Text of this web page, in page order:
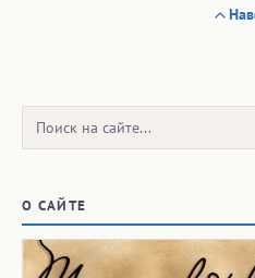
Поиск:
О САЙТЕ